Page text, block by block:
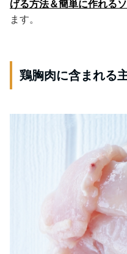
げる方法＆簡単に作れる
ます。
鶏胸肉に含まれる